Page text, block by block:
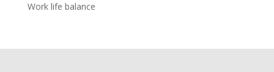
Work life balance